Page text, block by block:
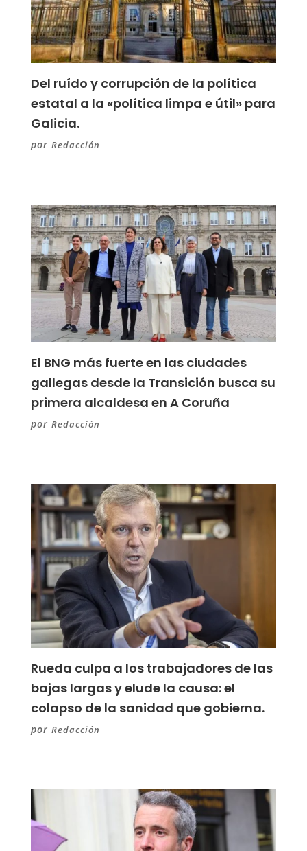
Del ruído y corrupción de la política
estatal a la «política limpa e útil» para
Galicia.
por Redacción
El BNG más fuerte en las ciudades
gallegas desde la Transición busca su
primera alcaldesa en A Coruña
por Redacción
Rueda culpa a los trabajadores de las
bajas largas y elude la causa: el
colapso de la sanidad que gobierna.
por Redacción